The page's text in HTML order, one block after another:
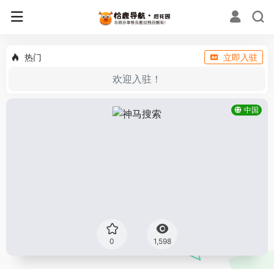
热门 立即入驻
欢迎入驻！
中国
0 1,598